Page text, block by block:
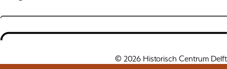
© 2026 Historisch Centrum Delft